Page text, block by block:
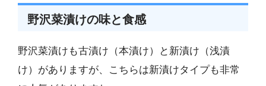
野沢菜漬けの味と食感
野沢菜漬けも古漬け（本漬け）と新漬け（浅漬
け）がありますが、こちらは新漬けタイプも非常